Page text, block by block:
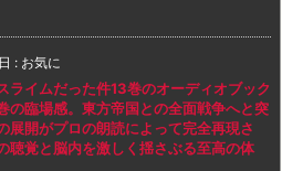
: お気に
ライムだった件13巻のオーディオブック
の臨場感。東方帝国との全面戦争へと突
展開がプロの朗読によって完全再現さ
聴覚と脳内を激しく揺さぶる至高の体